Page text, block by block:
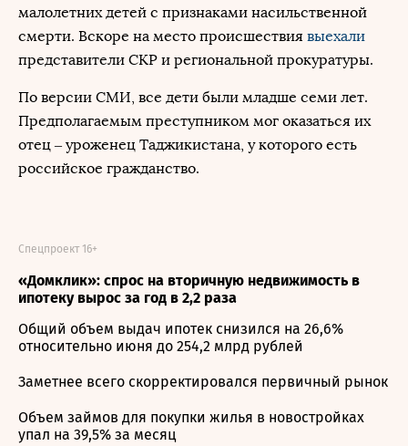
малолетних детей с признаками насильственной
смерти. Вскоре на место происшествия выехали
представители СКР и региональной прокуратуры.
По версии СМИ, все дети были младше семи лет.
Предполагаемым преступником мог оказаться их
отец – уроженец Таджикистана, у которого есть
российское гражданство.
«Домклик»: спрос на вторичную недвижимость в
ипотеку вырос за год в 2,2 раза
Спецпроект 16+
Общий объем выдач ипотек снизился на 26,6%
относительно июня до 254,2 млрд рублей
Заметнее всего скорректировался первичный рынок
Объем займов для покупки жилья в новостройках
упал на 39,5% за месяц